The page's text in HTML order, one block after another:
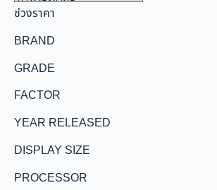
ช่วงราคา
BRAND
GRADE
FACTOR
YEAR RELEASED
DISPLAY SIZE
PROCESSOR